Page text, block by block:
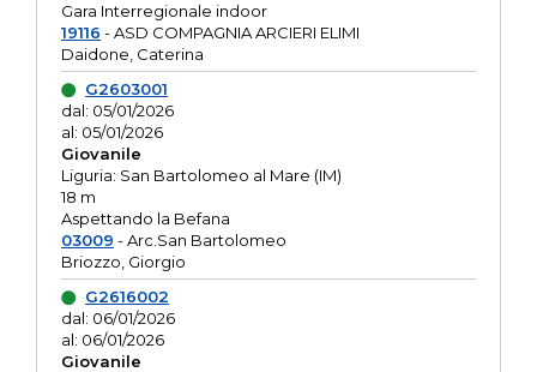
Gara Interregionale indoor
19116 - ASD COMPAGNIA ARCIERI ELIMI
Daidone, Caterina
G2603001
dal: 05/01/2026
al: 05/01/2026
Giovanile
Liguria: San Bartolomeo al Mare (IM)
18 m
Aspettando la Befana
03009 - Arc.San Bartolomeo
Briozzo, Giorgio
G2616002
dal: 06/01/2026
al: 06/01/2026
Giovanile